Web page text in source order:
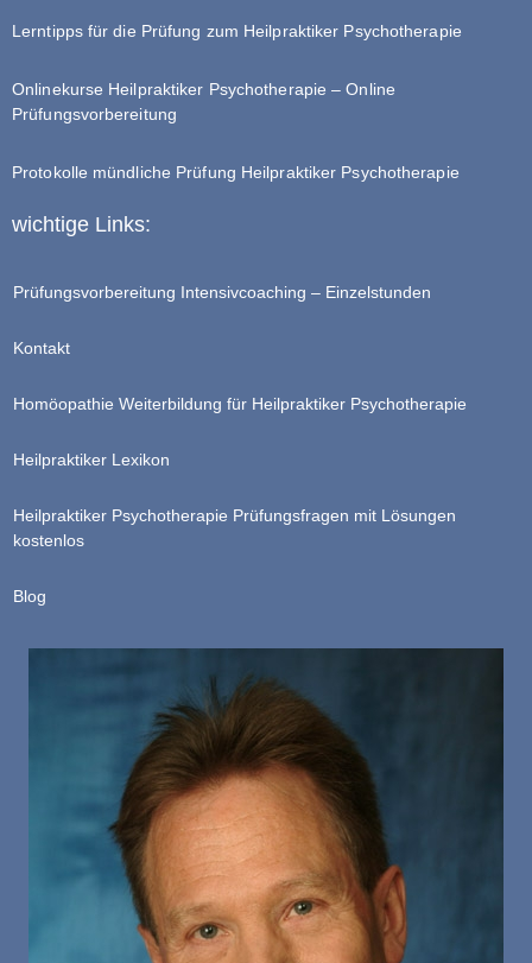
Lerntipps für die Prüfung zum Heilpraktiker Psychotherapie
Onlinekurse Heilpraktiker Psychotherapie – Online
Prüfungsvorbereitung
Protokolle mündliche Prüfung Heilpraktiker Psychotherapie
wichtige Links:
Prüfungsvorbereitung Intensivcoaching – Einzelstunden
Kontakt
Homöopathie Weiterbildung für Heilpraktiker Psychotherapie
Heilpraktiker Lexikon
Heilpraktiker Psychotherapie Prüfungsfragen mit Lösungen
kostenlos
Blog